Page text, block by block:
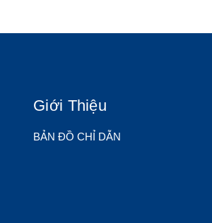
Giới Thiệu
BẢN ĐỒ CHỈ DẪN